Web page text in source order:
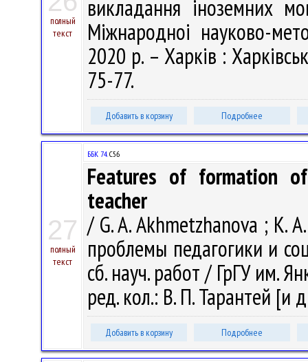
полный
текст
викладання іноземних
Міжнародноі науково-
2020 р. – Харків :
75-77.
Добавить в корзину Подробнее
27
полный
текст
ББК 74.С56
Features of formation
teacher
/ G. A. Akhmetzhanova ; K.
проблемы педагогики и
сб. науч. работ / ГрГУ им.
ред. кол.: В. П. Тарантей [и
Добавить в корзину Подробнее